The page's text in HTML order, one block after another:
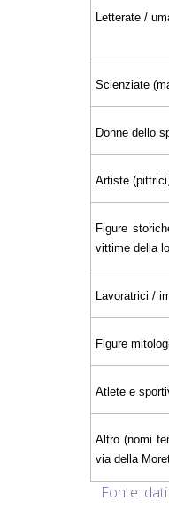
Letterate /
Scienziate
Donne dello
Artiste
Figure
vittime della
Lavoratrici /
Figure
Atlete e
Altro (nomi
via della
Fonte: